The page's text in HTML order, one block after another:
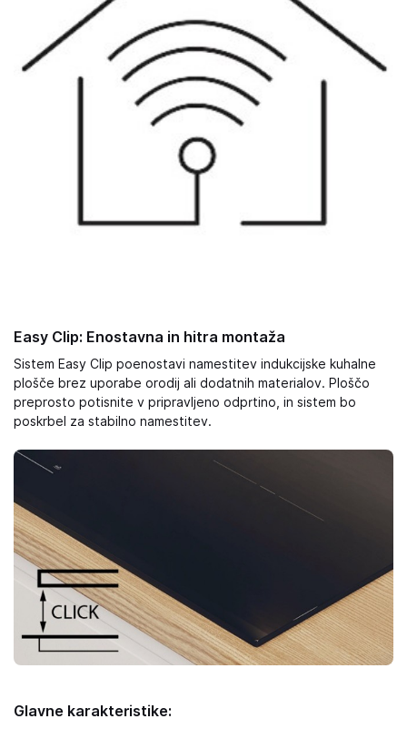
Easy Clip: Enostavna in hitra montaža
Sistem Easy Clip poenostavi namestitev indukcijske kuhalne
plošče brez uporabe orodij ali dodatnih materialov. Ploščo
preprosto potisnite v pripravljeno odprtino, in sistem bo
poskrbel za stabilno namestitev.
Glavne karakteristike: